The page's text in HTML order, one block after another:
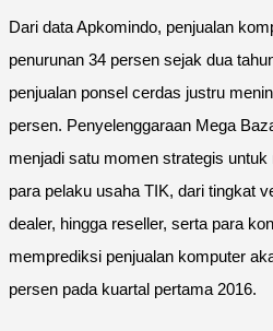
Dari data Apkomindo, penjualan
penurunan 34 persen sejak dua
penjualan ponsel cerdas justru
persen. Penyelenggaraan Mega
menjadi satu momen strategis
para pelaku usaha TIK, dari tingkat
dealer, hingga reseller, serta para
memprediksi penjualan komputer
persen pada kuartal pertama 2016.